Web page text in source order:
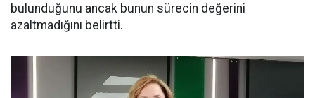
bulunduğunu ancak bunun sürecin değerini
azaltmadığını belirtti.